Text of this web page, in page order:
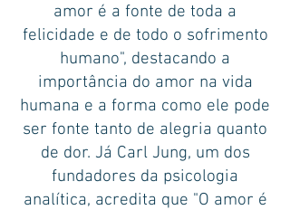
amor é a fonte de toda a
felicidade e de todo o sofrimento
humano", destacando a
importância do amor na vida
humana e a forma como ele pode
ser fonte tanto de alegria quanto
de dor. Já Carl Jung, um dos
fundadores da psicologia
analítica, acredita que "O amor é